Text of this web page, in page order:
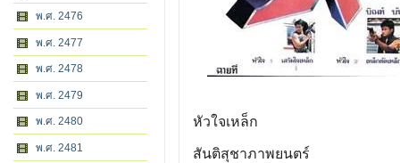
พ.ศ. 2476
พ.ศ. 2477
พ.ศ. 2478
พ.ศ. 2479
พ.ศ. 2480
พ.ศ. 2481
หัวใจเหล็ก
สันติสุชาภาพยนตร์